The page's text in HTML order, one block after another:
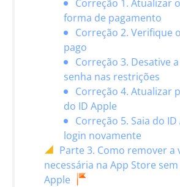
Correção 1. Atualizar
forma de pagamento
Correção 2. Verifique
pago
Correção 3. Desative
senha nas restrições
Correção 4. Atualizar
do ID Apple
Correção 5. Saia do
login novamente
Parte 3. Como remover a
necessária na App Store
Apple